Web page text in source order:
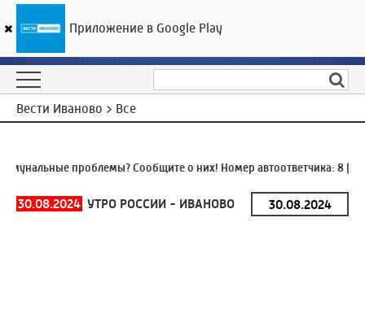
ГТРК «Ивтелерадио»
Вести Иваново > Все
проблемы? Сообщите о них! Номер автоответчика:8
30.08.2024 УТРО РОССИИ - ИВАНОВО
Приложение в Google Play